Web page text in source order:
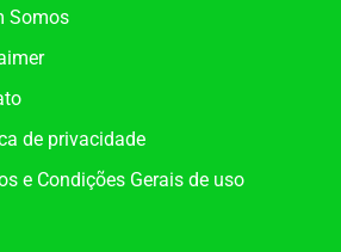
Somos
de privacidade
e Condições Gerais de uso